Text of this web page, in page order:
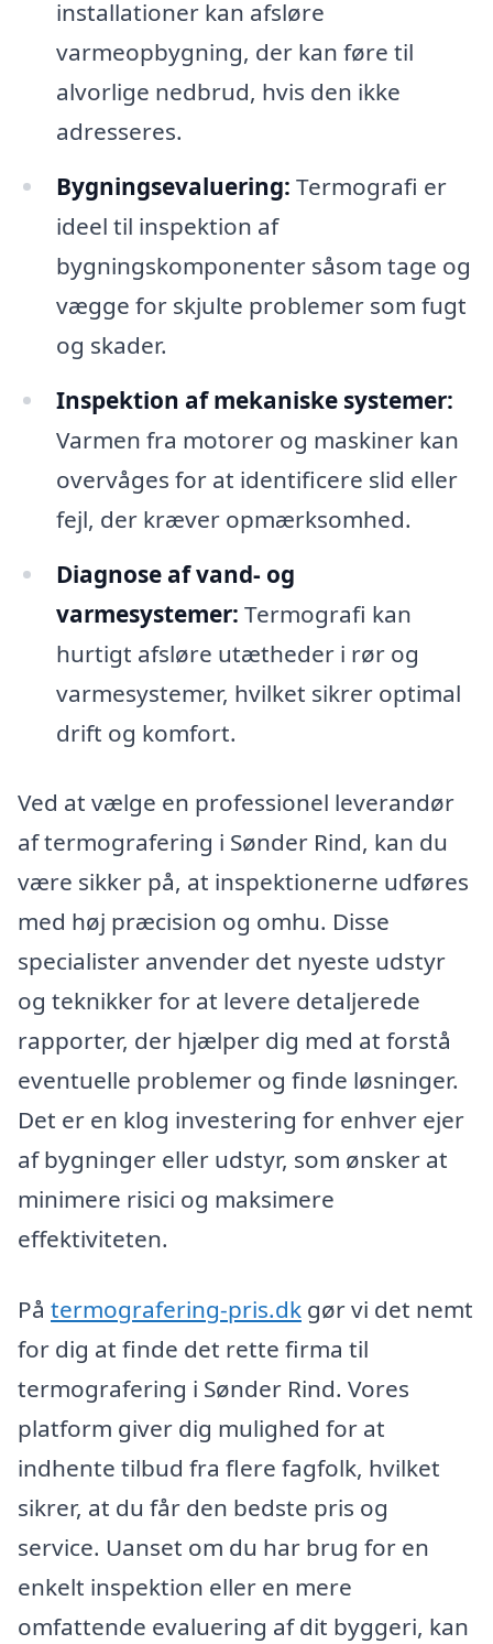
installationer kan afsløre
varmeopbygning, der kan føre til
alvorlige nedbrud, hvis den ikke
adresseres.
Bygningsevaluering: Termografi er
ideel til inspektion af
bygningskomponenter såsom tage og
vægge for skjulte problemer som fugt
og skader.
Inspektion af mekaniske systemer:
Varmen fra motorer og maskiner kan
overvåges for at identificere slid eller
fejl, der kræver opmærksomhed.
Diagnose af vand- og
varmesystemer: Termografi kan
hurtigt afsløre utætheder i rør og
varmesystemer, hvilket sikrer optimal
drift og komfort.
Ved at vælge en professionel leverandør
af termografering i Sønder Rind, kan du
være sikker på, at inspektionerne udføres
med høj præcision og omhu. Disse
specialister anvender det nyeste udstyr
og teknikker for at levere detaljerede
rapporter, der hjælper dig med at forstå
eventuelle problemer og finde løsninger.
Det er en klog investering for enhver ejer
af bygninger eller udstyr, som ønsker at
minimere risici og maksimere
effektiviteten.
På termografering-pris.dk gør vi det nemt
for dig at finde det rette firma til
termografering i Sønder Rind. Vores
platform giver dig mulighed for at
indhente tilbud fra flere fagfolk, hvilket
sikrer, at du får den bedste pris og
service. Uanset om du har brug for en
enkelt inspektion eller en mere
omfattende evaluering af dit byggeri, kan